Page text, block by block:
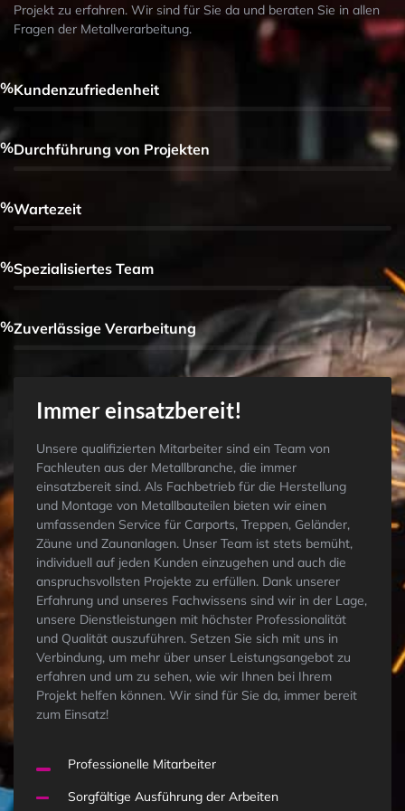
Projekt zu erfahren. Wir sind für Sie da und beraten Sie in allen
Fragen der Metallverarbeitung.
Kundenzufriedenheit
Durchführung von Projekten
Wartezeit
Spezialisiertes Team
Zuverlässige Verarbeitung
Immer einsatzbereit!
Unsere qualifizierten Mitarbeiter sind ein Team von
Fachleuten aus der Metallbranche, die immer
einsatzbereit sind. Als Fachbetrieb für die Herstellung
und Montage von Metallbauteilen bieten wir einen
umfassenden Service für Carports, Treppen, Geländer,
Zäune und Zaunanlagen. Unser Team ist stets bemüht,
individuell auf jeden Kunden einzugehen und auch die
anspruchsvollsten Projekte zu erfüllen. Dank unserer
Erfahrung und unseres Fachwissens sind wir in der Lage,
unsere Dienstleistungen mit höchster Professionalität
und Qualität auszuführen. Setzen Sie sich mit uns in
Verbindung, um mehr über unser Leistungsangebot zu
erfahren und um zu sehen, wie wir Ihnen bei Ihrem
Projekt helfen können. Wir sind für Sie da, immer bereit
zum Einsatz!
Professionelle Mitarbeiter
Sorgfältige Ausführung der Arbeiten